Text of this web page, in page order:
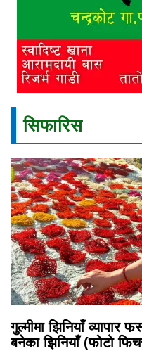
सिफारिस
गुल्मीमा झिनियाँ व्यापार
बनेका झिनियाँ (फोटो